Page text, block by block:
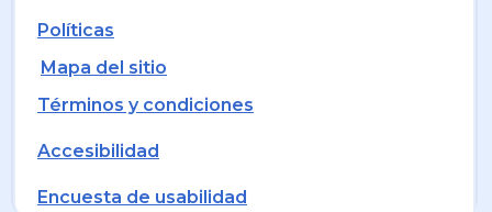
Políticas
Mapa del sitio
Términos y condiciones
Accesibilidad
Encuesta de usabilidad